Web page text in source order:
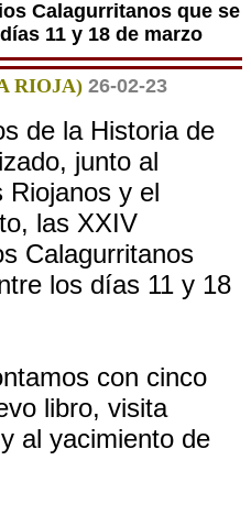
Calagurritanos que se
11 y 18 de marzo
RIOJA) 26-02-23
de la Historia de
junto al
Riojanos y el
las XXIV
Calagurritanos
los días 11 y 18
con cinco
libro, visita
al yacimiento de